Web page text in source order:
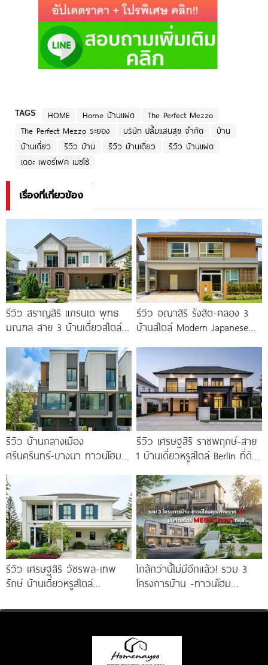
TAGS HOME Home บ้านแฝด
The Perfect Mezzo
The Perfect Mezzo ระยอง
บริษัท ปลื้มแสนสุข จำกัด
บ้าน
บ้านเดี่ยว
รีวิว บ้าน รีวิว บ้านเดี่ยว
รีวิว บ้านแฝด
เดอะ เพอร์เฟค เมซโซ่
เรื่องที่เกี่ยวข้อง
รีวิว สราญสิริ แกรนเด พุทธ
มณฑล สาย 3 บ้านเดี่ยวสไตล์
รีวิว อณาสิริ รังสิต-คลอง 3
บ้านสไตล์ Modern Japanese
รีวิว บ้านกลางเมือง
ศรีนครินทร์-บางนา ทาวน์โฮม 3
Penthouse
รีวิว เศรษฐสิริ ราชพฤกษ์-สาย
1 บ้านเดี่ยวหรูสไตล์ Berlin ที่ดิน
รีวิว เศรษฐสิริ วัชรพล-เทพ
รักษ์ บ้านเดี่ยวหรูสไตล์
ทะเลสาบ ทำเลใกล้รถไฟฟ้า และ
ใกล้กว่านี้ไม่มีอีกแล้ว! รวม 3
โครงการบ้าน -ทาวน์โฮม
MEGA บางนา เพียง